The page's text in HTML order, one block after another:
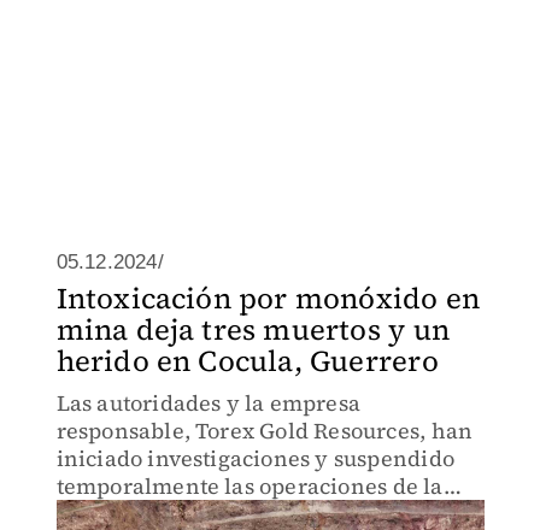
05.12.2024/
Intoxicación por monóxido en
mina deja tres muertos y un
herido en Cocula, Guerrero
Las autoridades y la empresa
responsable, Torex Gold Resources, han
iniciado investigaciones y suspendido
temporalmente las operaciones de la
mina El Limón Guajes.